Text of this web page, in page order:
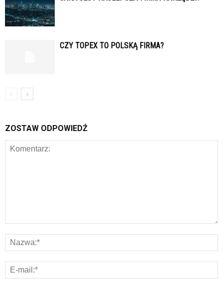
CZY TOPEX TO POLSKĄ FIRMA?
ZOSTAW ODPOWIEDŹ